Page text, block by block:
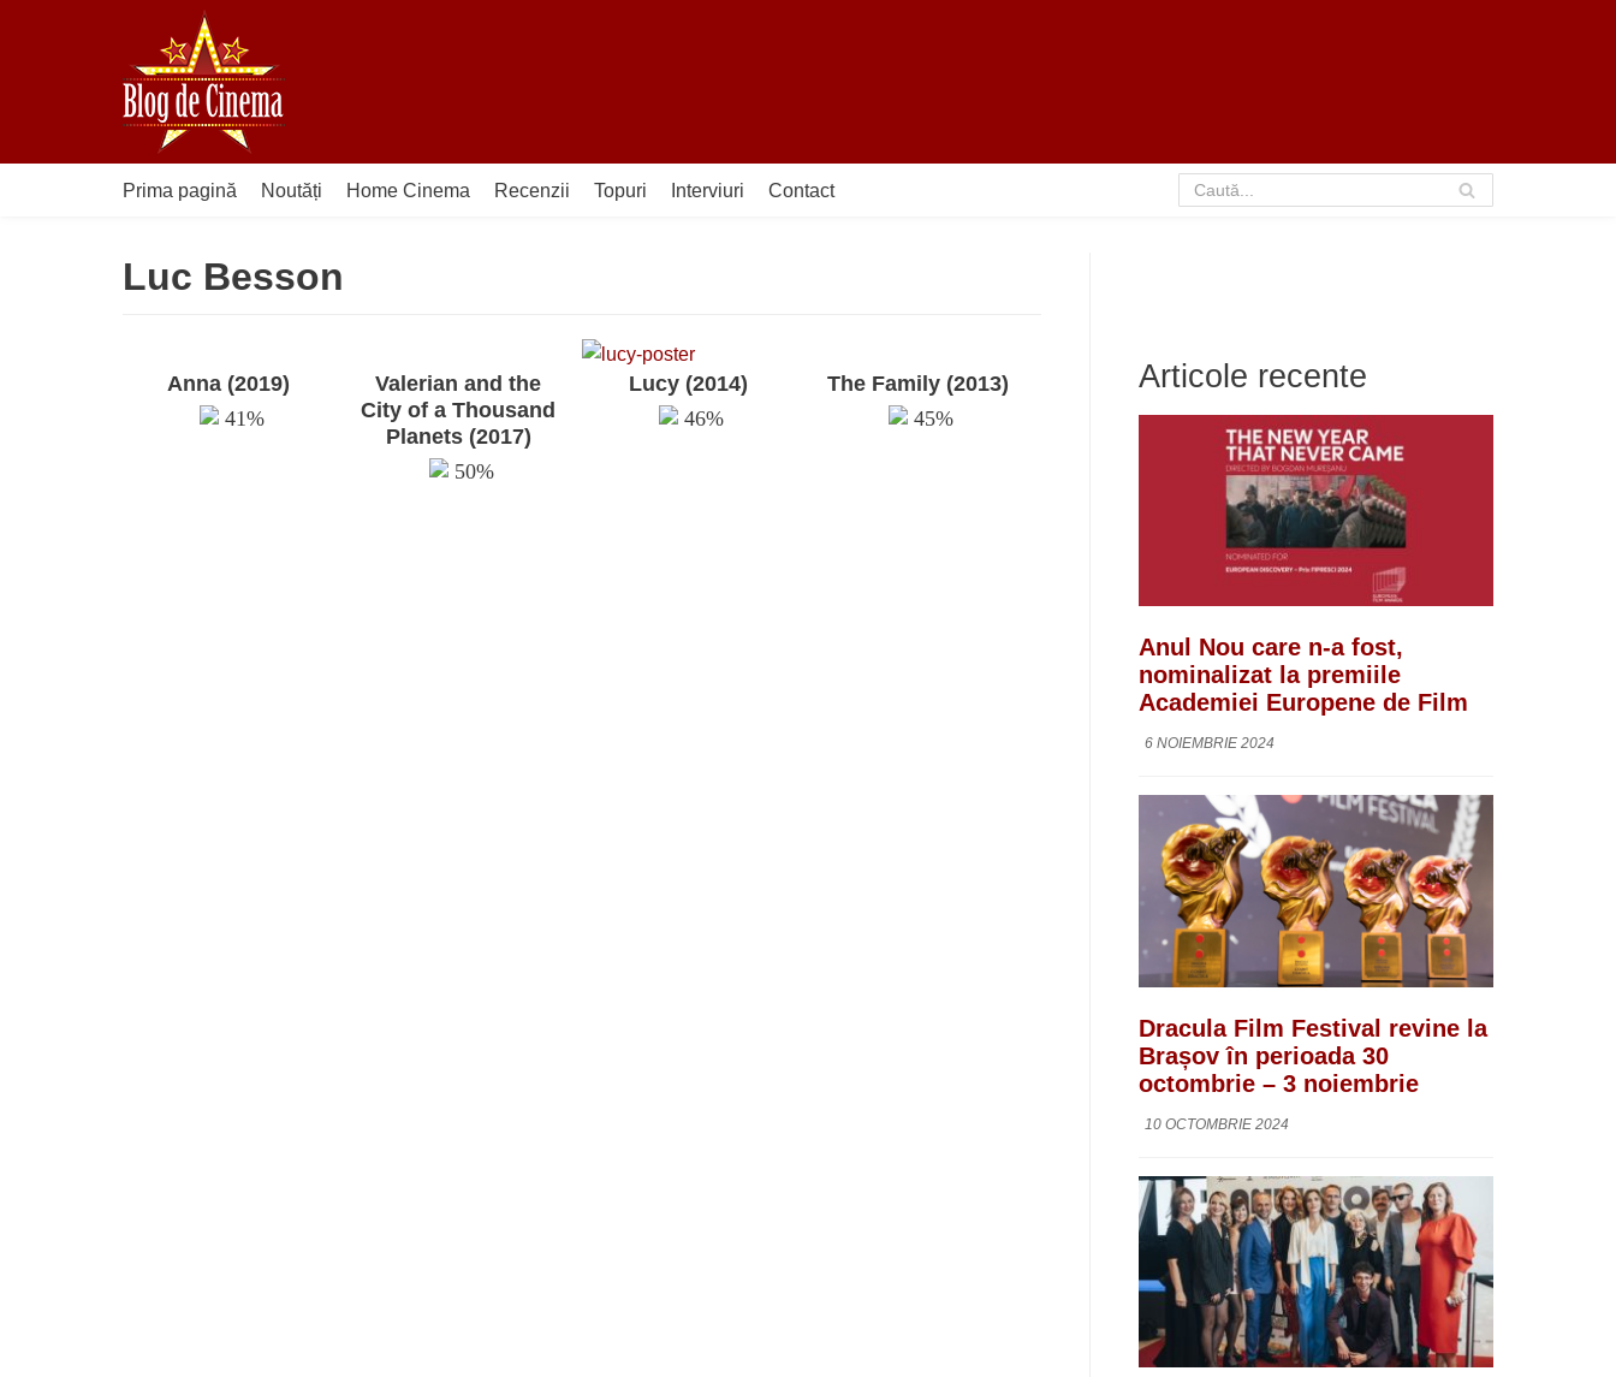
Prima pagină Noutăți Home Cinema Recenzii Topuri Interviuri Contact
Luc Besson
Anna (2019)
41%
Valerian and the
City of a Thousand
Planets (2017)
50%
Lucy (2014)
46%
The Family (2013)
45%
Articole recente
Anul Nou care n-a fost,
nominalizat la premiile
Academiei Europene de Film
6 NOIEMBRIE 2024
Dracula Film Festival revine la
Brașov în perioada 30
octombrie – 3 noiembrie
10 OCTOMBRIE 2024